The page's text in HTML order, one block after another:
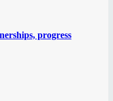
progress